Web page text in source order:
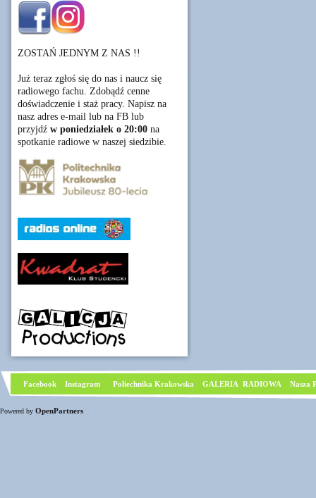
ZOSTAŃ JEDNYM Z NAS !!
Już teraz zgłoś się do nas i naucz się
radiowego fachu. Zdobądź cenne
doświadczenie i staż pracy. Napisz na
nasz adres e-mail lub na FB lub
przyjdź w poniedziałek o 20:00 na
spotkanie radiowe w naszej siedzibie.
Facebook Instagram Poliechnika Krakowska GALERIA RADIOWA Nasza
Powered by OpenPartners